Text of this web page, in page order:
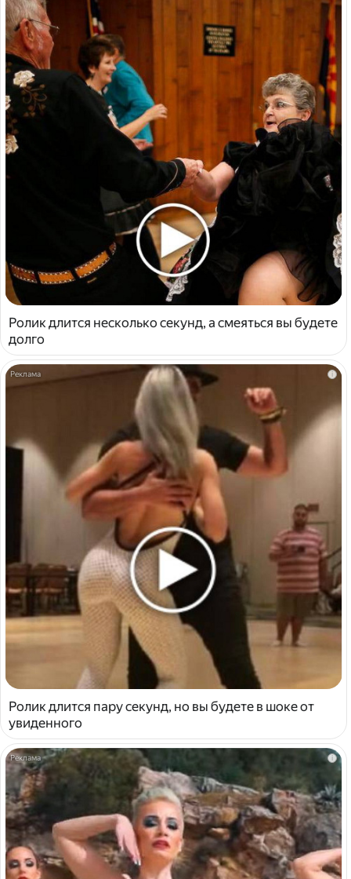
Ролик длится несколько секунд, а смеяться вы будете
долго
i
Ролик длится пару секунд, но вы будете в шоке от
увиденного
i